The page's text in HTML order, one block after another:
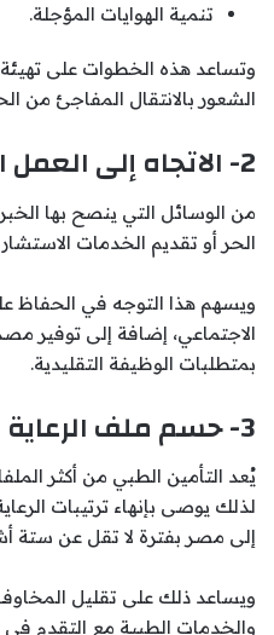
تنمية الهوايات المؤجلة.
وتساعد هذه الخطوات على تهيئة
الشعور بالانتقال المفاجئ من
2- الاتجاه إلى العمل الحر
من الوسائل التي ينصح بها
الحر أو تقديم الخدمات
ويسهم هذا التوجه في الحفاظ
الاجتماعي، إضافة إلى توفير
بمتطلبات الوظيفة التقليدية.
3- حسم ملف الرعاية الصحية مبكرًا
يُعد التأمين الطبي من أكثر
لذلك يوصى بإنهاء ترتيبات
إلى مصر بفترة لا تقل عن ستة
ويساعد ذلك على تقليل المخاوف
والخدمات الطبية مع التقدم في